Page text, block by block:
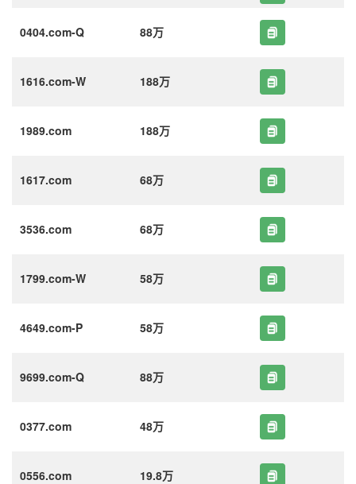
0404.com-Q 88万
1616.com-W 188万
1989.com 188万
1617.com 68万
3536.com 68万
1799.com-W 58万
4649.com-P 58万
9699.com-Q 88万
0377.com 48万
0556.com 19.8万